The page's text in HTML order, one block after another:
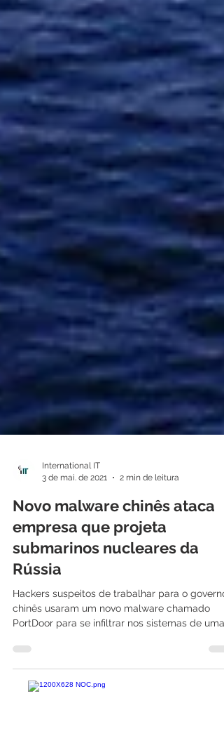
International IT
3 de mai. de 2021
2 min de leitura
Novo malware chinês ataca
empresa que projeta
submarinos nucleares da
Rússia
Hackers suspeitos de trabalhar para o governo